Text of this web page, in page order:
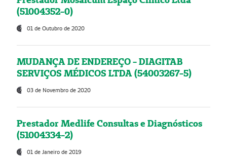
(51004352-0)
01 de Outubro de 2020
MUDANÇA DE ENDEREÇO - DIAGITAB
SERVIÇOS MÉDICOS LTDA (54003267-5)
03 de Novembro de 2020
Prestador Medlife Consultas e Diagnósticos
(51004334-2)
01 de Janeiro de 2019